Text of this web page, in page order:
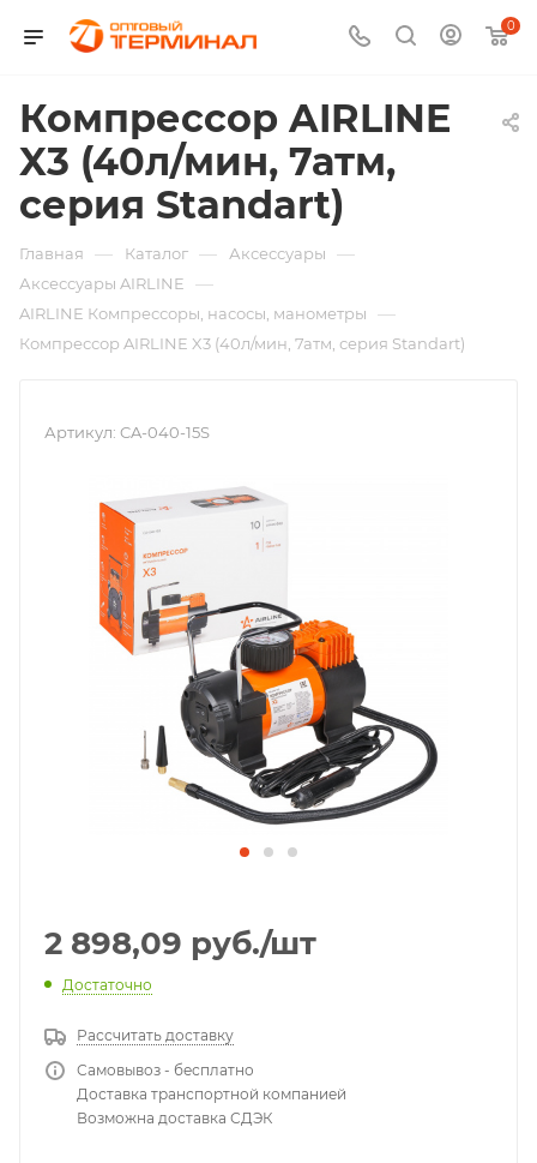
0
Компрессор AIRLINE
X3 (40л/мин, 7атм,
серия Standart)
Главная — Каталог — Аксессуары —
Аксессуары AIRLINE —
AIRLINE Компрессоры, насосы, манометры —
Компрессор AIRLINE X3 (40л/мин, 7атм, серия Standart)
Артикул: CA-040-15S
2 898,09 руб./шт
Достаточно
Рассчитать доставку
Самовывоз - бесплатно
Доставка транспортной компанией
Возможна доставка СДЭК